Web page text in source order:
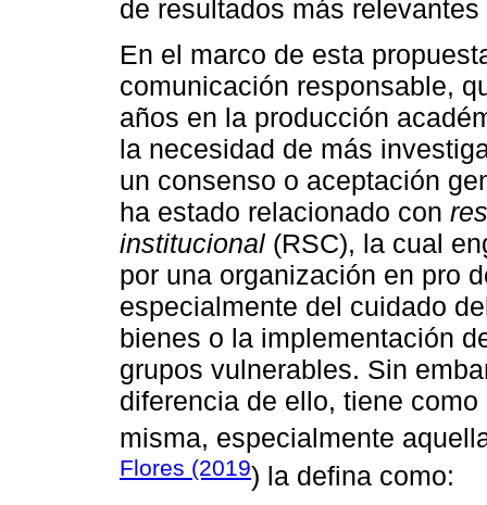
de resultados más
En el marco de esta
comunicación responsable,
años en la producción
la necesidad de más
un consenso o aceptación
ha estado relacionado con
institucional (RSC), la cual
por una organización en pro
especialmente del cuidado
bienes o la implementación
grupos vulnerables. Sin
diferencia de ello, tiene
misma, especialmente
Flores (2019) la defina como: